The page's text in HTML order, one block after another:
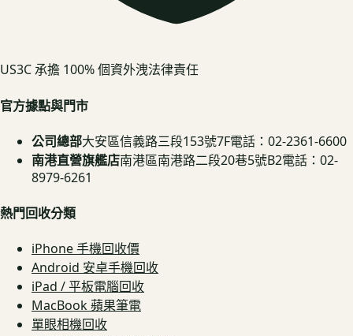
US3C 承擔 100% 個資外洩法律責任
官方據點與門市
公司總部大安區信義路三段153號7F電話：02-2361-6600
南港直營旗艦店南港區南港路二段20巷5號B2電話：02-
8979-6261
熱門回收分類
iPhone 手機回收價
Android 安卓手機回收
iPad / 平板電腦回收
MacBook 蘋果筆電
單眼相機回收